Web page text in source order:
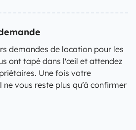
demandes de location pour les
ont tapé dans l'œil et attendez
Une fois votre
vous reste plus qu’à confirmer